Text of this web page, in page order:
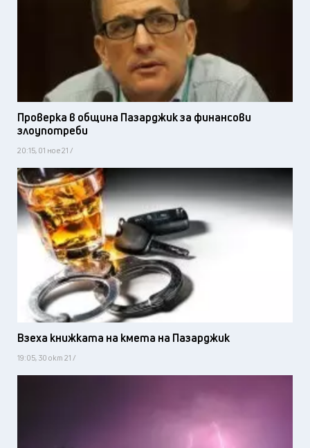
Проверка в община Пазарджик за финансови
злоупотреби
20:15, 01 ное 21 /
Взеха книжката на кмета на Пазарджик
19:05, 30 окт 21 /